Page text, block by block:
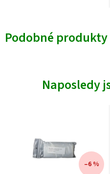
Podobné produkty
Naposledy
–6 %